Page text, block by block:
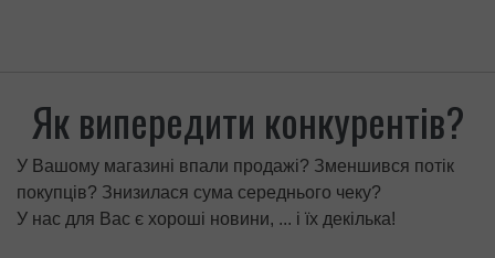
Як випередити конкурентів?
У Вашому магазині впали продажі? Зменшився потік
покупців? Знизилася сума середнього чеку?
У нас для Вас є хороші новини, ... і їх декілька!